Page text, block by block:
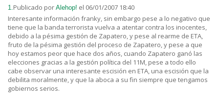
1.Publicado por Alehop! el 06/01/2007 18:40
Interesante información franky, sin embargo pese a lo negativo que
tiene que la banda terrorista vuelva a atentar contra los inocentes,
debido a la pésima gestión de Zapatero, y pese al rearme de ETA,
fruto de la pésima gestión del proceso de Zapatero, y pese a que
hoy estamos peor que hace dos años, cuando Zapatero ganó las
elecciones gracias a la gestión política del 11M, pese a todo ello
cabe observar una interesante escisión en ETA, una escisión que la
debilita moralmente, y que la aboca a su fin siempre que tengamos
gobiernos serios.